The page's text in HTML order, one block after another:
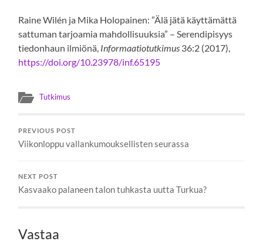
Raine Wilén ja Mika Holopainen: ”Älä jätä käyttämättä
sattuman tarjoamia mahdollisuuksia” – Serendipisyys
tiedonhaun ilmiönä, Informaatiotutkimus 36:2 (2017),
https://doi.org/10.23978/inf.65195
Tutkimus
PREVIOUS POST
Viikonloppu vallankumouksellisten seurassa
NEXT POST
Kasvaako palaneen talon tuhkasta uutta Turkua?
Vastaa